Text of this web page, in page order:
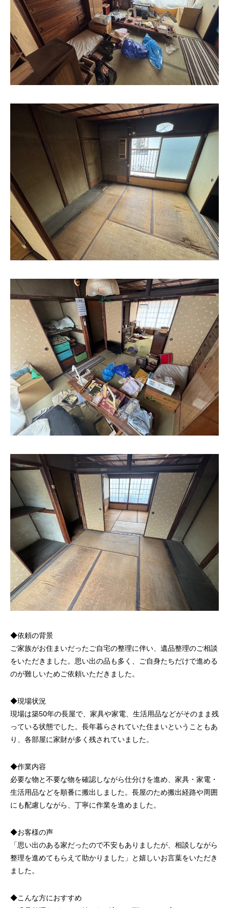
◆依頼の背景
ご家族がお住まいだったご自宅の整理に伴い、遺品整理のご相談
をいただきました。思い出の品も多く、ご自身たちだけで進める
のが難しいためご依頼いただきました。
◆現場状況
現場は築50年の長屋で、家具や家電、生活用品などがそのまま残
っている状態でした。長年暮らされていた住まいということもあ
り、各部屋に家財が多く残されていました。
◆作業内容
必要な物と不要な物を確認しながら仕分けを進め、家具・家電・
生活用品などを順番に搬出しました。長屋のため搬出経路や周囲
にも配慮しながら、丁寧に作業を進めました。
◆お客様の声
「思い出のある家だったので不安もありましたが、相談しながら
整理を進めてもらえて助かりました」と嬉しいお言葉をいただき
ました。
◆こんな方におすすめ